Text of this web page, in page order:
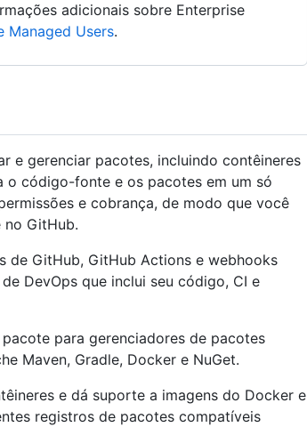
adicionais sobre Enterprise
Managed Users.
e gerenciar pacotes, incluindo contêineres
o código-fonte e os pacotes em um só
e cobrança, de modo que você
GitHub.
de GitHub, GitHub Actions e webhooks
DevOps que inclui seu código, CI e
para gerenciadores de pacotes
Maven, Gradle, Docker e NuGet.
e dá suporte a imagens do Docker e
registros de pacotes compatíveis